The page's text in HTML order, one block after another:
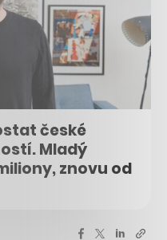
české
Mladý
znovu od